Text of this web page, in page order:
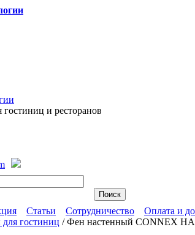
содержанию
и ресторанов
Статьи Сотрудничество Оплата и
гостиниц / Фен настенный CONNEX